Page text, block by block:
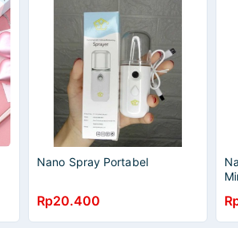
Nano Spray Portabel
Rp20.400